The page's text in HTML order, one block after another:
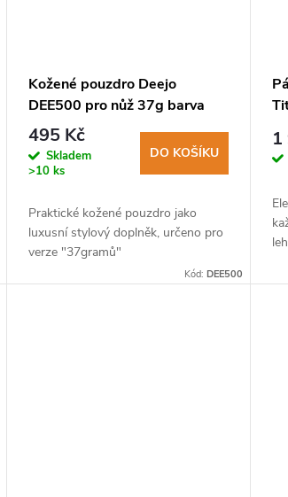
Kožené pouzdro Deejo
DEE500 pro nůž 37g barva
natural
495 Kč
Skladem
>10 ks
DO KOŠÍKU
Praktické kožené pouzdro jako
luxusní stylový doplněk, určeno pro
verze "37gramů"
Kód: DEE500
1